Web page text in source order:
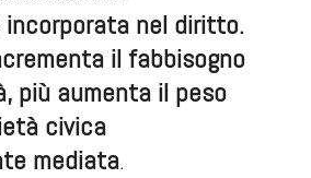
nel diritto.
il fabbisogno
più aumenta il peso
civica
mediata.